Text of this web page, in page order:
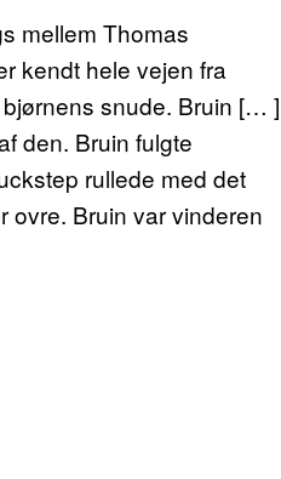
mellem Thomas
kendt hele vejen fra
snude. Bruin [… ]
den. Bruin fulgte
rullede med det
Bruin var vinderen